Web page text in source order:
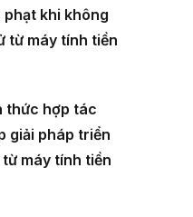
khi không
từ máy tính tiền
thức hợp tác
giải pháp triển
máy tính tiền